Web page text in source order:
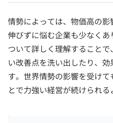
情勢によっては、物価高の
伸びずに悩む企業も少なく
ついて詳しく理解すること
い改善点を洗い出したり、効
す。世界情勢の影響を受け
とで力強い経営が続けられる